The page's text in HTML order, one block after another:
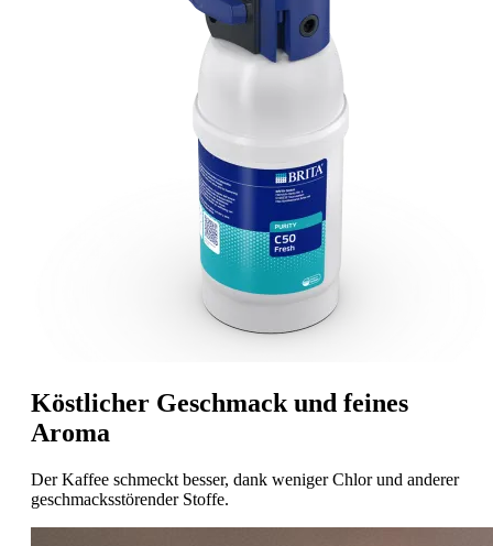
Köstlicher Geschmack und feines
Aroma
Der Kaffee schmeckt besser, dank weniger Chlor und anderer
geschmacksstörender Stoffe.